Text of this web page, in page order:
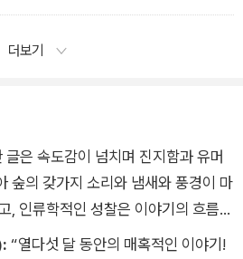
더보기
글은 속도감이 넘치며 진지함과 유머
숲의 갖가지 소리와 냄새와 풍경이 마
, 인류학적인 성찰은 이야기의 흐름을
돕기에 충분하다. 이 책은 세상에서
“열다섯 달 동안의 매혹적인 이야기!